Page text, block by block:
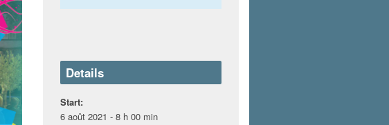
Details
Start:
6 août 2021 - 8 h 00 min